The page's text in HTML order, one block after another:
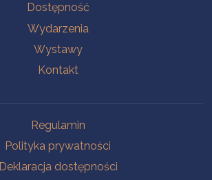
Dostępność
Wydarzenia
Wystawy
Kontakt
Regulamin
Polityka prywatności
Deklaracja dostępności